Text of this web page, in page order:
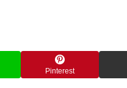
Pinterest